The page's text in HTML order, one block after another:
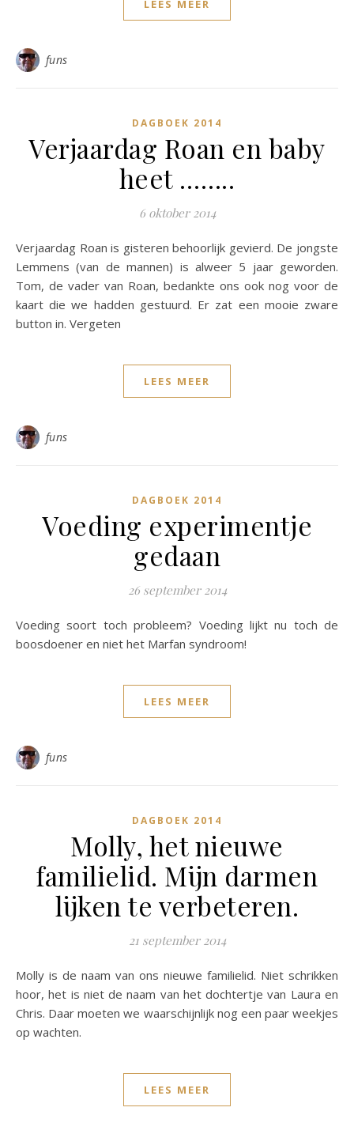
LEES MEER
funs
DAGBOEK 2014
Verjaardag Roan en baby
heet ……..
6 oktober 2014
Verjaardag Roan is gisteren behoorlijk gevierd. De jongste
Lemmens (van de mannen) is alweer 5 jaar geworden.
Tom, de vader van Roan, bedankte ons ook nog voor de
kaart die we hadden gestuurd. Er zat een mooie zware
button in. Vergeten
LEES MEER
funs
DAGBOEK 2014
Voeding experimentje
gedaan
26 september 2014
Voeding soort toch probleem? Voeding lijkt nu toch de
boosdoener en niet het Marfan syndroom!
LEES MEER
funs
DAGBOEK 2014
Molly, het nieuwe
familielid. Mijn darmen
lijken te verbeteren.
21 september 2014
Molly is de naam van ons nieuwe familielid. Niet schrikken
hoor, het is niet de naam van het dochtertje van Laura en
Chris. Daar moeten we waarschijnlijk nog een paar weekjes
op wachten.
LEES MEER